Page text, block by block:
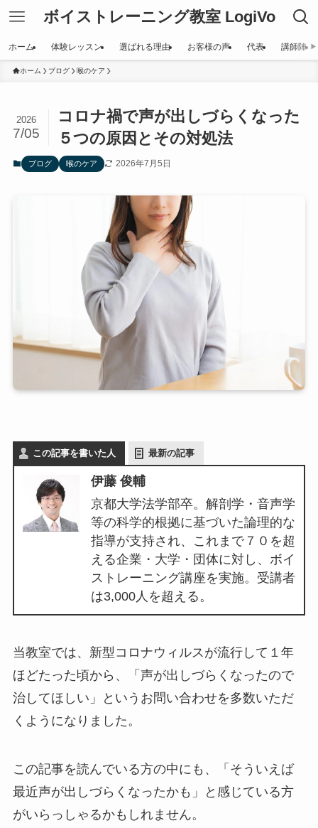
ボイストレーニング教室 LogiVo
ホーム 体験レッスン 選ばれる理由 お客様の声 代表 講師陣
ホーム ブログ 喉のケア
コロナ禍で声が出しづらくなった
５つの原因とその対処法
2026
7/05
ブログ 喉のケア 2026年7月5日
この記事を書いた人 最新の記事
伊藤 俊輔
京都大学法学部卒。解剖学・音声学
等の科学的根拠に基づいた論理的な
指導が支持され、これまで７０を超
える企業・大学・団体に対し、ボイ
ストレーニング講座を実施。受講者
は3,000人を超える。
当教室では、新型コロナウィルスが流行して１年
ほどたった頃から、「声が出しづらくなったので
治してほしい」というお問い合わせを多数いただ
くようになりました。
この記事を読んでいる方の中にも、「そういえば
最近声が出しづらくなったかも」と感じている方
がいらっしゃるかもしれません。